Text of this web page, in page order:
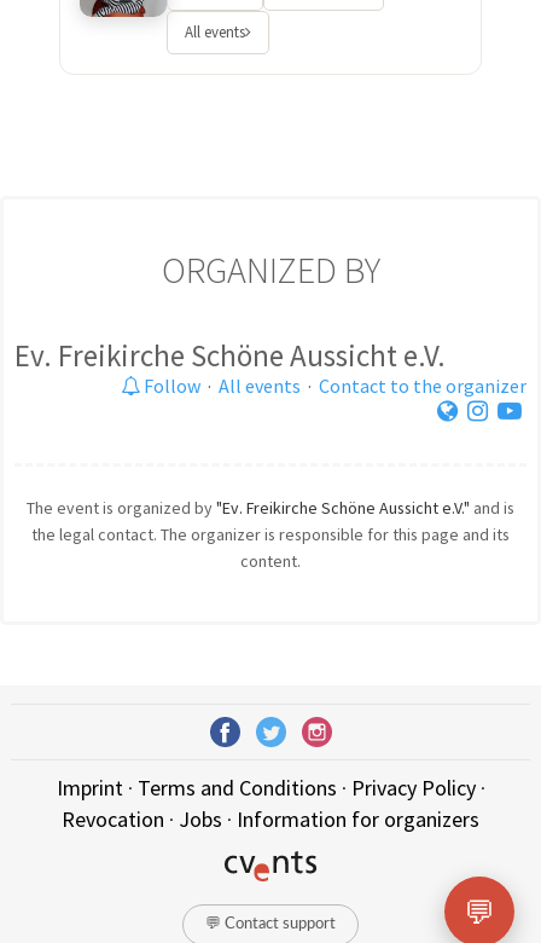
All events
ORGANIZED BY
Ev. Freikirche Schöne Aussicht e.V.
Follow · All events · Contact to the organizer
The event is organized by"Ev. Freikirche Schöne Aussicht e.V." and is
the legal contact. The organizer is responsible for this page and its
content.
Imprint· Terms and Conditions · Privacy Policy·
Revocation · Jobs · Information for organizers
💬 Contact support 💬